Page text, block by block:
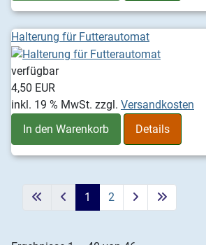
Halterung für Futterautomat
verfügbar
4,50 EUR
inkl. 19 % MwSt. zzgl. Versandkosten
In den Warenkorb
Details
1 2